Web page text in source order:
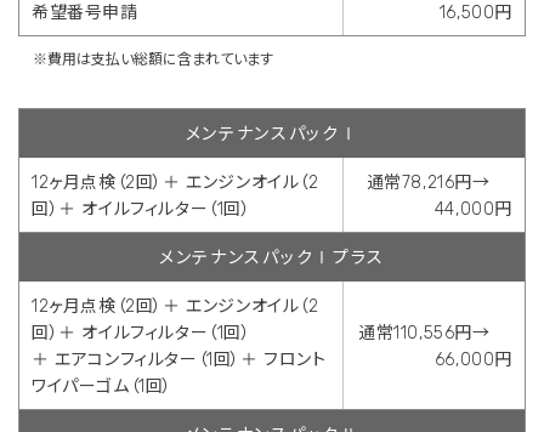
希望番号申請 16,500円
※費用は支払い総額に含まれています
メンテナンスパックⅠ
12ヶ月点検（2回）＋ エンジンオイル（2
回）＋ オイルフィルター（1回）
通常78,216円→
44,000円
メンテナンスパックⅠプラス
12ヶ月点検（2回）＋ エンジンオイル（2
回）＋ オイルフィルター（1回）
＋ エアコンフィルター（1回）＋ フロント
ワイパーゴム（1回）
通常110,556円→
66,000円